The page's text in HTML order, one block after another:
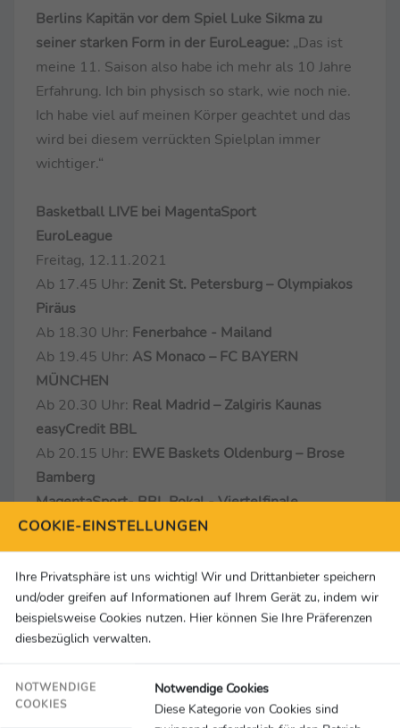
Berlins Kapitän vor dem Spiel Luke Sikma zu
seiner starken Form in der EuroLeague: „Das ist
meine 11. Saison also habe ich mehr als 10 Jahre
Erfahrung. Ich bin physisch so stark, wie noch nie.
Ich habe viel auf meinen Körper geachtet und das
wird bei diesem verrückten Spielplan immer
wichtiger.“
Basketball LIVE bei MagentaSport
EuroLeague
Freitag, 12.11.2021
Ab 17.45 Uhr: Zenit St. Petersburg – Olympiakos
Piräus
Ab 18.30 Uhr: Fenerbahce - Mailand
Ab 19.45 Uhr: AS Monaco – FC BAYERN
MÜNCHEN
Ab 20.30 Uhr: Real Madrid – Zalgiris Kaunas
easyCredit BBL
Ab 20.15 Uhr: EWE Baskets Oldenburg – Brose
Bamberg
MagentaSport- BBL Pokal - Viertelfinale
Samstag, 13.11.2021
Ab 17.45 Uhr: Basketball Löwen Braunschweig –
FRAPORT Skyliners
Ab 20.15 Uhr: medi Bayreuth – ALBA Berlin
Sonntag, 14.11.2021
Ab 17.45 Uhr: NINERS Chemnitz – FC Bayern
Ab 20.15 Uhr: Merlins Crailsheim – s.Oliver
COOKIE-EINSTELLUNGEN
Ihre Privatsphäre ist uns wichtig! Wir und Drittanbieter speichern
und/oder greifen auf Informationen auf Ihrem Gerät zu, indem wir
beispielsweise Cookies nutzen. Hier können Sie Ihre Präferenzen
diesbezüglich verwalten.
NOTWENDIGE
COOKIES
Notwendige Cookies
Diese Kategorie von Cookies sind